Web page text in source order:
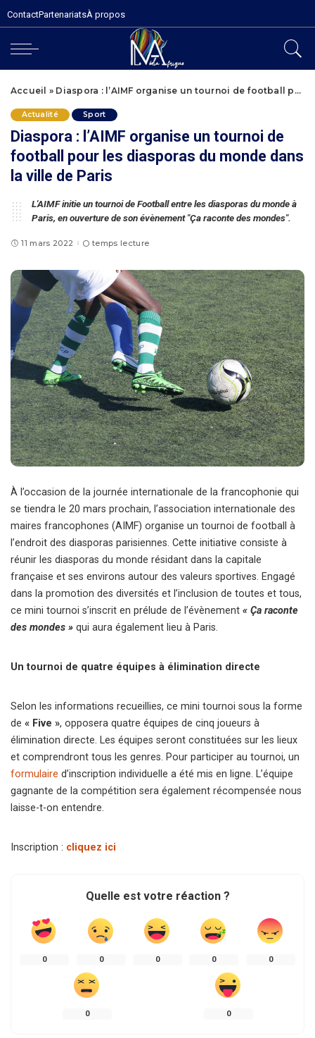
ContactPartenariatsÀ propos
Accueil » Diaspora : l’AIMF organise un tournoi de football pour les diasporas du monde dans la ville de Paris
Actualité Sport
Diaspora : l’AIMF organise un tournoi de
football pour les diasporas du monde dans
la ville de Paris
L'AIMF initie un tournoi de Football entre les diasporas du monde à
Paris, en ouverture de son évènement "Ça raconte des mondes".
11 mars 2022 temps lecture
À l’occasion de la journée internationale de la francophonie qui
se tiendra le 20 mars prochain, l’association internationale des
maires francophones (AIMF) organise un tournoi de football à
l’endroit des diasporas parisiennes. Cette initiative consiste à
réunir les diasporas du monde résidant dans la capitale
française et ses environs autour des valeurs sportives. Engagé
dans la promotion des diversités et l’inclusion de toutes et tous,
ce mini tournoi s’inscrit en prélude de l’évènement « Ça raconte
des mondes » qui aura également lieu à Paris.
Un tournoi de quatre équipes à élimination directe
Selon les informations recueillies, ce mini tournoi sous la forme
de « Five », opposera quatre équipes de cinq joueurs à
élimination directe. Les équipes seront constituées sur les lieux
et comprendront tous les genres. Pour participer au tournoi, un
formulaire d’inscription individuelle a été mis en ligne. L’équipe
gagnante de la compétition sera également récompensée nous
laisse-t-on entendre.
Inscription : cliquez ici
Quelle est votre réaction ?
0 0 0 0 0
0 0